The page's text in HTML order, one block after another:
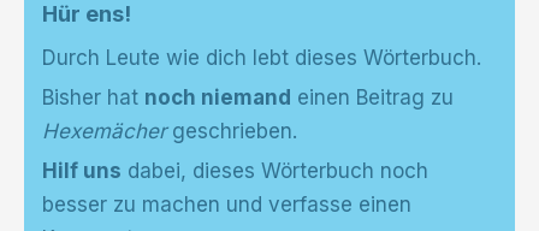
Hür ens!
Durch Leute wie dich lebt dieses Wörterbuch.
Bisher hat noch niemand einen Beitrag zu
Hexemächergeschrieben.
Hilf uns dabei, dieses Wörterbuch noch
besser zu machen und verfasse einen